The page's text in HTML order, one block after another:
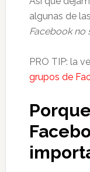
algunas de
Facebook no
PRO TIP: la
grupos de